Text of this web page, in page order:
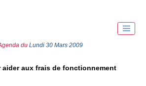
du Lundi 30 Mars 2009
aider aux frais de fonctionnement